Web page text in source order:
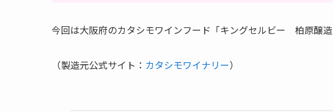
今回は大阪府のカタシモワインフード「キングセルビー 柏原醸
（製造元公式サイト： カタシモワイナリー）